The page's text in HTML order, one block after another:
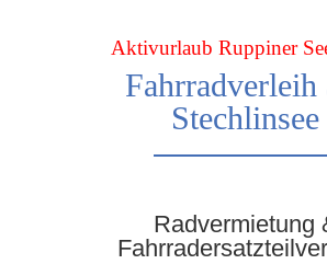
Aktivurlaub Ruppiner
Fahrradverleih
Stechlinsee
Radvermietung